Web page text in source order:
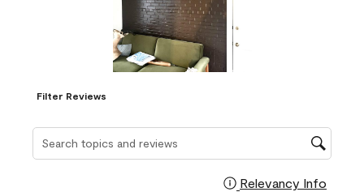
Filter Reviews
Relevancy Info